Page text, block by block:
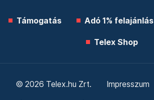
Támogatás Adó 1% felajánlás
Telex Shop
© 2026 Telex.hu Zrt. Impresszum